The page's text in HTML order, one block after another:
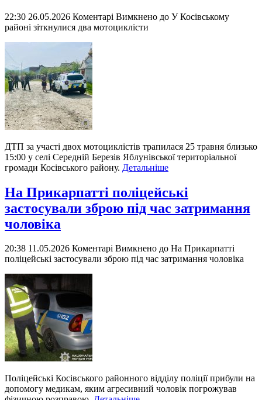
22:30 26.05.2026 Коментарі Вимкнено до У Косівському
районі зіткнулися два мотоциклісти
ДТП за участі двох мотоциклістів трапилася 25 травня близько
15:00 у селі Середній Березів Яблунівської територіальної
громади Косівського району. Детальніше
На Прикарпатті поліцейські
застосували зброю під час затримання
чоловіка
20:38 11.05.2026 Коментарі Вимкнено до На Прикарпатті
поліцейські застосували зброю під час затримання чоловіка
Поліцейські Косівського районного відділу поліції прибули на
допомогу медикам, яким агресивний чоловік погрожував